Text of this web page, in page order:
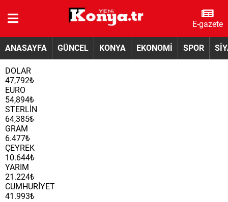
E-gazete
ANASAYFA GÜNCEL KONYA EKONOMİ SPOR
DOLAR
47,792₺
EURO
54,894₺
STERLİN
64,385₺
GRAM
6.477₺
ÇEYREK
10.644₺
YARIM
21.224₺
CUMHURİYET
41.993₺